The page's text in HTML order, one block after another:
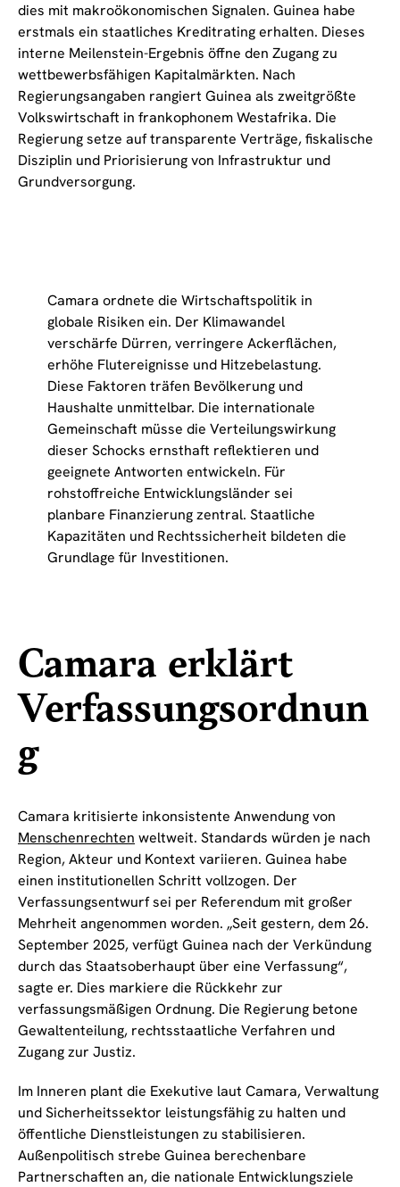
dies mit makroökonomischen Signalen. Guinea habe
erstmals ein staatliches Kreditrating erhalten. Dieses
interne Meilenstein-Ergebnis öffne den Zugang zu
wettbewerbsfähigen Kapitalmärkten. Nach
Regierungsangaben rangiert Guinea als zweitgrößte
Volkswirtschaft in frankophonem Westafrika. Die
Regierung setze auf transparente Verträge, fiskalische
Disziplin und Priorisierung von Infrastruktur und
Grundversorgung.
Camara ordnete die Wirtschaftspolitik in
globale Risiken ein. Der Klimawandel
verschärfe Dürren, verringere Ackerflächen,
erhöhe Flutereignisse und Hitzebelastung.
Diese Faktoren träfen Bevölkerung und
Haushalte unmittelbar. Die internationale
Gemeinschaft müsse die Verteilungswirkung
dieser Schocks ernsthaft reflektieren und
geeignete Antworten entwickeln. Für
rohstoffreiche Entwicklungsländer sei
planbare Finanzierung zentral. Staatliche
Kapazitäten und Rechtssicherheit bildeten die
Grundlage für Investitionen.
Camara erklärt
Verfassungsordnun
g
Camara kritisierte inkonsistente Anwendung von
Menschenrechten weltweit. Standards würden je nach
Region, Akteur und Kontext variieren. Guinea habe
einen institutionellen Schritt vollzogen. Der
Verfassungsentwurf sei per Referendum mit großer
Mehrheit angenommen worden. „Seit gestern, dem 26.
September 2025, verfügt Guinea nach der Verkündung
durch das Staatsoberhaupt über eine Verfassung“,
sagte er. Dies markiere die Rückkehr zur
verfassungsmäßigen Ordnung. Die Regierung betone
Gewaltenteilung, rechtsstaatliche Verfahren und
Zugang zur Justiz.
Im Inneren plant die Exekutive laut Camara, Verwaltung
und Sicherheitssektor leistungsfähig zu halten und
öffentliche Dienstleistungen zu stabilisieren.
Außenpolitisch strebe Guinea berechenbare
Partnerschaften an, die nationale Entwicklungsziele